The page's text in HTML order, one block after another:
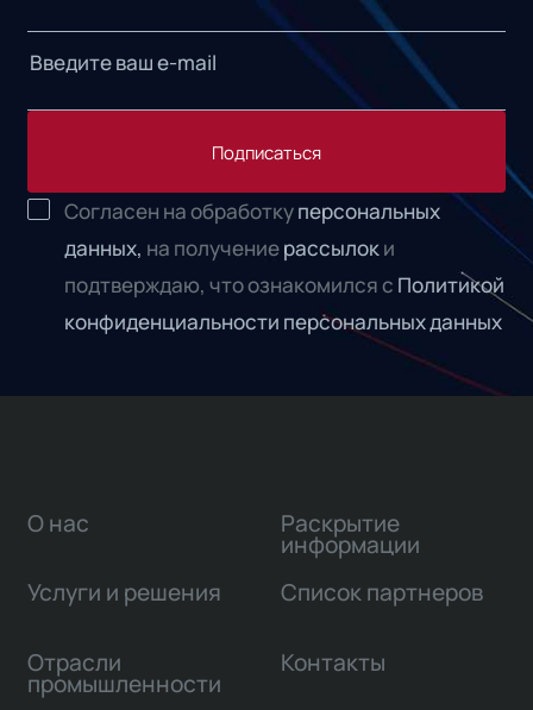
Подписаться
Согласен на обработкуперсональных
данных, на получениерассылоки
подтверждаю, что ознакомился с Политикой
конфиденциальности персональных данных
О нас
Услуги и решения
Отрасли
промышленности
Раскрытие
информации
Список партнеров
Контакты